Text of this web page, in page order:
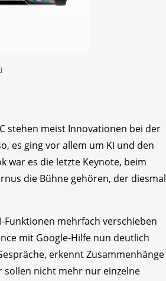
stehen meist Innovationen bei der
es ging vor allem um KI und den
war es die letzte Keynote, beim
die Bühne gehören, der diesmal
Funktionen mehrfach verschieben
mit Google-Hilfe nun deutlich
erkennt Zusammenhänge
sollen nicht mehr nur einzelne